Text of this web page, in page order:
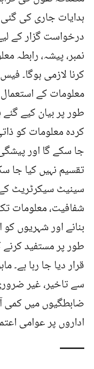
ہدایات جاری کی
درخواست گزار کے
نمبر، پیشہ، رابطہ
کرنا لازمی ہوگا۔
معلومات کے
طور پر بیان کیے
کردہ معلومات کو
جا سکے گا اور
تقسیم نہیں کیا جا
سینیٹ سیکرٹریٹ
شفافیت، معلومات
بنانے اور شہریوں
طور پر مستفید
قرار دیا جا رہا ہے۔
سے تاخیر، غیر
ضابطگیوں میں کمی
اداروں پر عوامی